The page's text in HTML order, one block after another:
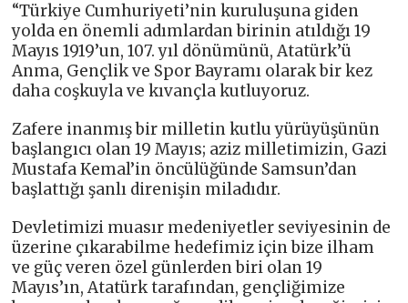
“Türkiye Cumhuriyeti’nin kuruluşuna giden
yolda en önemli adımlardan birinin atıldığı 19
Mayıs 1919’un, 107. yıl dönümünü, Atatürk’ü
Anma, Gençlik ve Spor Bayramı olarak bir kez
daha coşkuyla ve kıvançla kutluyoruz.
Zafere inanmış bir milletin kutlu yürüyüşünün
başlangıcı olan 19 Mayıs; aziz milletimizin, Gazi
Mustafa Kemal’in öncülüğünde Samsun’dan
başlattığı şanlı direnişin miladıdır.
Devletimizi muasır medeniyetler seviyesinin de
üzerine çıkarabilme hedefimiz için bize ilham
ve güç veren özel günlerden biri olan 19
Mayıs’ın, Atatürk tarafından, gençliğimize